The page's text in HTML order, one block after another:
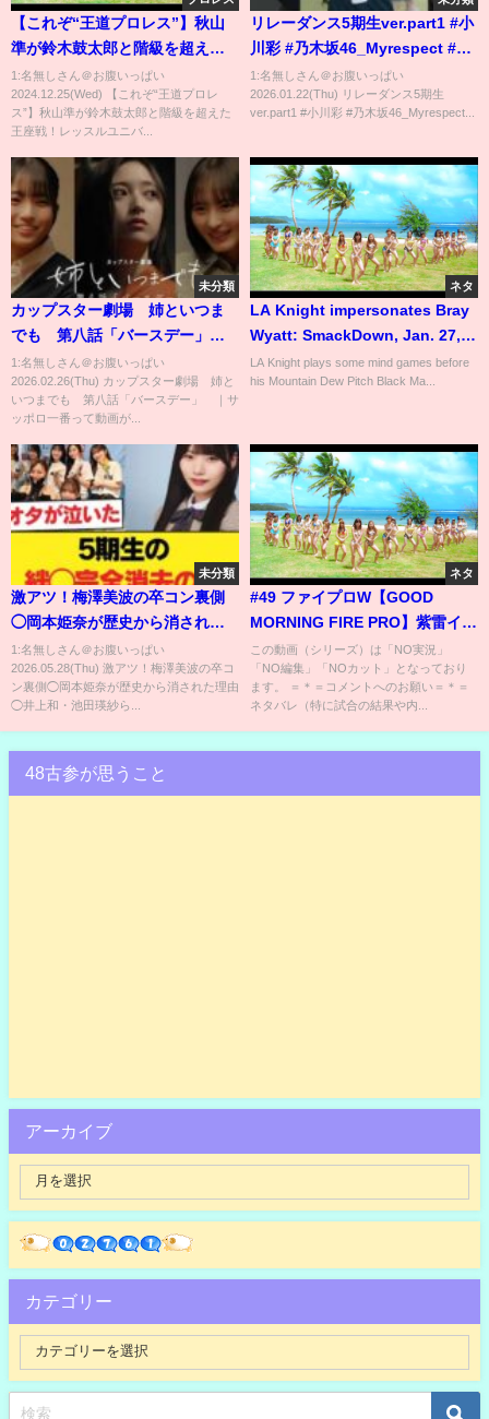
【これぞ“王道プロレス”】秋山
準が鈴木鼓太郎と階級を超えた
王座戦！レッスルユニバースで
『Judgement2023 ～後楽園史
上最長5時間スペシャル～』無料
1:名無しさん＠お腹いっぱい
2024.12.25(Wed) 【これぞ“王道プロレ
ス”】秋山準が鈴木鼓太郎と階級を超えた
王座戦！レッスルユニバ...
リレーダンス5期生ver.part1 #小
川彩 #乃木坂46_Myrespect #乃
木坂46
1:名無しさん＠お腹いっぱい
2026.01.22(Thu) リレーダンス5期生
ver.part1 #小川彩 #乃木坂46_Myrespect...
未分類
カップスター劇場 姉といつま
でも 第八話「バースデー」
｜サッポロ一番
1:名無しさん＠お腹いっぱい
2026.02.26(Thu) カップスター劇場 姉と
いつまでも 第八話「バースデー」 ｜サ
ッポロ一番って動画が...
ネタ
LA Knight impersonates Bray
Wyatt: SmackDown, Jan. 27,
2023
LA Knight plays some mind games before
his Mountain Dew Pitch Black Ma...
未分類
激アツ！梅澤美波の卒コン裏側
◯岡本姫奈が歴史から消された
理由◯井上和・池田瑛紗ら5期生
の絆に全オタが泣いた！【乃木
坂46】
1:名無しさん＠お腹いっぱい
2026.05.28(Thu) 激アツ！梅澤美波の卒コ
ン裏側◯岡本姫奈が歴史から消された理由
◯井上和・池田瑛紗ら...
ネタ
#49 ファイプロW【GOOD
MORNING FIRE PRO】紫雷イオ
vs 刀羅ナツコ
この動画（シリーズ）は「NO実況」
「NO編集」「NOカット」となっており
ます。 ＝＊＝コメントへのお願い＝＊＝
ネタバレ（特に試合の結果や内...
48古参が思うこと
アーカイブ
カテゴリー